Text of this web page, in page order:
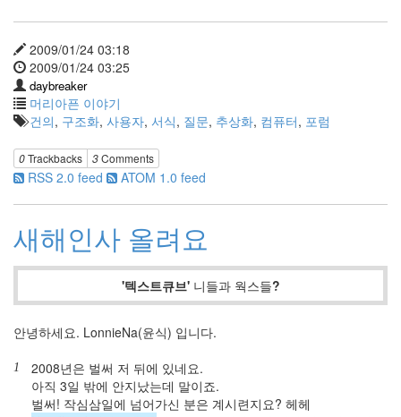
2009/01/24 03:18
2009/01/24 03:25
daybreaker
머리아픈 이야기
건의, 구조화, 사용자, 서식, 질문, 추상화, 컴퓨터, 포럼
0Trackbacks 3Comments
RSS 2.0 feed ATOM 1.0 feed
새해인사 올려요
'텍스트큐브' 니들과 웍스들?
안녕하세요. LonnieNa(윤식) 입니다.
1
2008년은 벌써 저 뒤에 있네요.
아직 3일 밖에 안지났는데 말이죠.
벌써! 작심삼일에 넘어가신 분은 계시련지요? 헤헤